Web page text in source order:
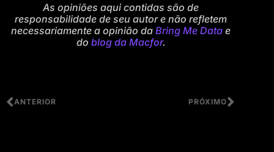
As opiniões aqui contidas são de
responsabilidade de seu autor e não refletem
necessariamente a opinião da Bring Me Data e
do blog da Macfor.
ANTERIOR PRÓXIMO